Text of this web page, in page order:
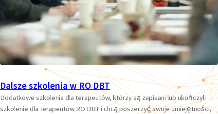
Dalsze szkolenia w RO DBT
Dodatkowe szkolenia dla terapeutów, którzy są zapisani lub ukończyli
szkolenie dla terapeutów RO DBT i chcą poszerzyć swoje umiejętności,